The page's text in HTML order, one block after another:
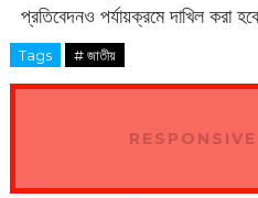
প্রতিবেদনও পর্যায়ক্রমে দাখিল করা
Tags # জাতীয়